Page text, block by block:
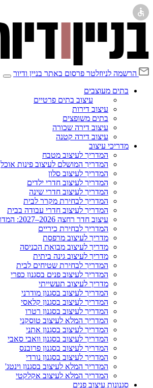
הרשמה לניוזלטר פרסום באתר בניין ודיור
בתים מעוצבים
עיצוב בתים פרטיים
עיצוב דירות
בתים משופצים
עיצוב דירה שכורה
עיצוב דירה קטנה
מדריכי עיצוב
המדריך לעיצוב מטבח
המדריך המושלם לעיצוב פינות אוכל
המדריך לעיצוב סלון
המדריך לעיצוב חדרי ילדים
המדריך לעיצוב חדרי שינה
המדריך לבחירת מקרר לבית
המדריך לעיצוב חדרי עבודה בבית
עיצוב חדר רחצה 2026–2027: המדריך המלא לתכנון נכון
המדריך לבחירת כיריים
מדריך לעיצוב מרפסת
מדריך לעיצוב מבואת הכניסה
מדריך לעיצוב גינה ביתית
המדריך לבחירת שטיחים לבית
המדריך לעיצוב פנים בסגנון כפרי
מדריך לעיצוב תעשייתי
המדריך לעיצוב בסגנון מודרני
המדריך לעיצוב בסגנון קלאסי
המדריך לעיצוב בסגנון רטרו
המדריך המלא לעיצוב טוסקני
המדריך לעיצוב בסגנון אתני
המדריך לעיצוב בסגנון וואבי סאבי
המדריך לעיצוב בסגנון פרובנס
המדריך לעיצוב בסגנון נורדי
המדריך המלא לעיצוב בסגנון וינטג'
המדריך המלא לעיצוב אקלקטי
סגנונות עיצוב פנים